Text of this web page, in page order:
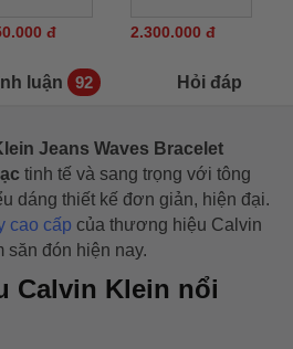
đ 2.300.000 đ
luận 92 Hỏi đáp
Jeans Waves Bracelet
tinh tế và sang trọng với tông
dáng thiết kế đơn giản, hiện đại.
cao cấp của thương hiệu Calvin
săn đón hiện nay.
Calvin Klein nổi